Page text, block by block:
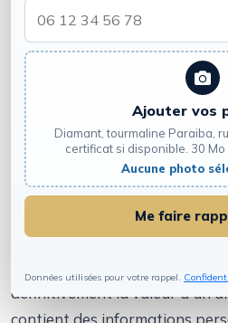
suppression de ses données
contact@rachat-
également être contactée par
38 59
Photos et
Les photos de bijoux,
envoyées via les formulaires
comprendre la demande
définitivement la valeur d'un
Ajouter vos
Diamant, tourmaline Paraiba,
certificat si disponible. 30 Mo
Aucune photo
Me faire
Données utilisées pour votre rappel.